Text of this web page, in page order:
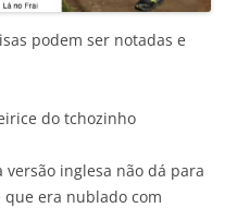
podem ser notadas e
do tchozinho
versão inglesa não dá para
era nublado com